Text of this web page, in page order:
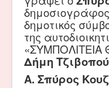
δημοτικός
της
«ΣΥΜΠΟΛΙΤΕΙΑ
Δήμη
Α. Σπύρος